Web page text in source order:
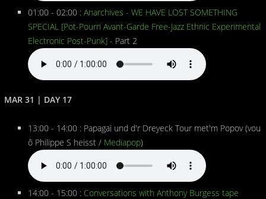
01:00 - 02:00 : Anarchives - WE HAVE LOST SOMETHING
SPECIAL [Pot-Pourri Avant-Garde Free-Jazz Ethnic Experimental
Electronic Post-Punk] - Part 2
MAR 31 | DAY 17
13:00 - 14:00 : Papagaï und d'r Dreyeck Tour met'm Popov (vou
ô Philippe S heisst / Mediapop)
14:00 - 15:00 : Conversations with Anthony Burgess tape